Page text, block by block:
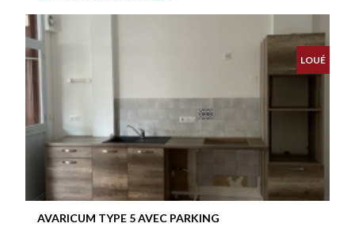
LOUÉ
AVARICUM TYPE 5 AVEC PARKING